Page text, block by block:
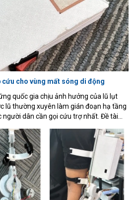
cho vùng mất sóng di động
quốc gia chịu ảnh hưởng của lũ lụt
lũ thường xuyên làm gián đoạn hạ tầng
người dân cần gọi cứu trợ nhất. Đề tài
di động, chi phí thấp, dùng cho khu vực
một bộ phát di động (ESP32-C3, GPS,
gửi gói tin vị trí qua LoRa khi được kích
cố định chuyển tiếp gói tin nhận được
SQLite, và một trang web hiển thị
theo dõi trạng thái từng thiết bị theo thời